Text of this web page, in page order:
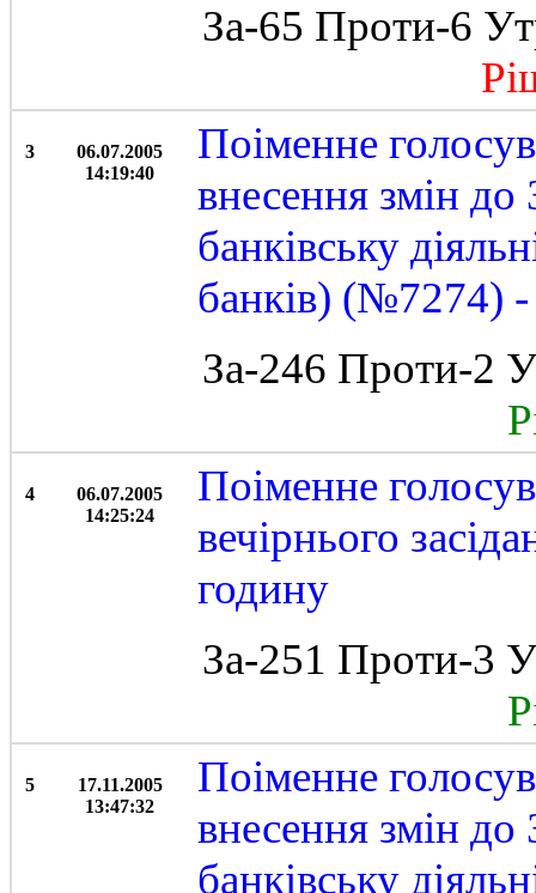
За-65 Проти-6
3
06.07.2005
14:19:40
Поіменне
внесення змін
банківську
банків) (№7274) -
За-246 Проти-2
4
06.07.2005
14:25:24
Поіменне
вечірнього
годину
За-251 Проти-3
5
17.11.2005
13:47:32
Поіменне
внесення змін
банківську